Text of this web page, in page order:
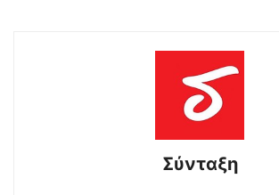
Σύνταξη